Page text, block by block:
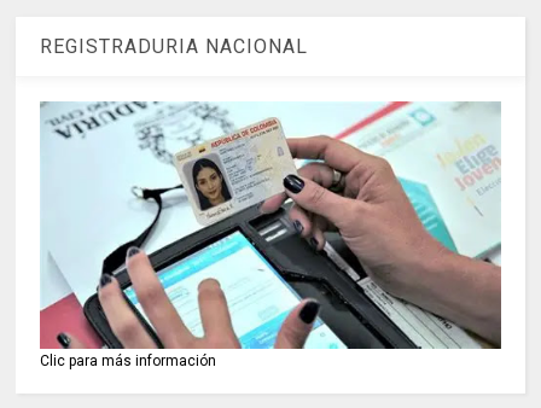
REGISTRADURIA NACIONAL
Clic para más información